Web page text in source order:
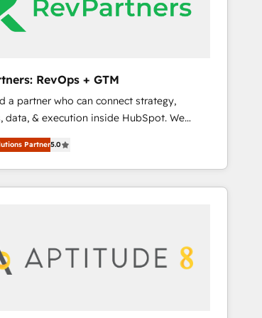
RevOps + GTM
a partner who can connect strategy,
& execution inside HubSpot. We
gap where most agencies fall short by
GTM strategy with technical execution to
problem with the right solution. As the
in the world to hold Elite Partner
Businesses Choose RP: -
compliant 🛡️ - Pricing: Implementations
Partner5.0